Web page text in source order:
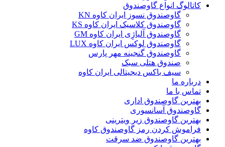
کاتالوگ انواع گاوصندوق
گاوصندوق نسوز ایران کاوه KN
گاوصندوق کلاسیک ایران کاوه KS
گاوصندوق آلیاژِی ایران کاوه GM
گاوصندوق لوکس ایران کاوه LUX
گاوصندوق گنجینه مهر پارس
صندوق هتلی سبک
سیف باکس دیجیتالی ایران کاوه
درباره ما
تماس با ما
بهترین گاوصندوق اداری
گاوصندوق آسانسوری
بهترین گاوصندوق زیر ویترینی
فراموش کردن رمز گاوصندوق کاوه
بهترین گاوصندوق ضد سرقت